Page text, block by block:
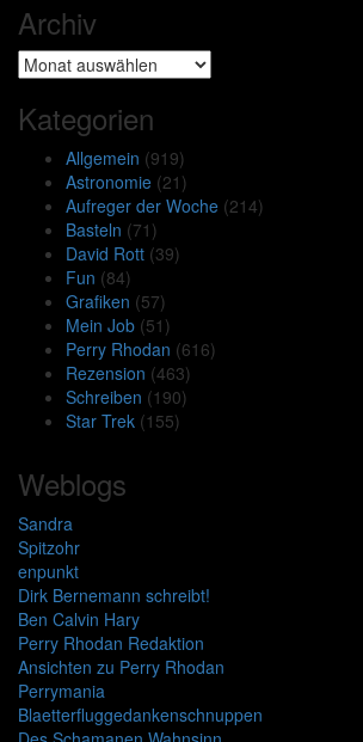
Archiv
Archiv
Kategorien
Allgemein (919)
Astronomie (21)
Aufreger der Woche (214)
Basteln (71)
David Rott (39)
Fun (84)
Grafiken (57)
Mein Job (51)
Perry Rhodan (616)
Rezension (463)
Schreiben (190)
Star Trek (155)
Weblogs
Sandra
Spitzohr
enpunkt
Dirk Bernemann schreibt!
Ben Calvin Hary
Perry Rhodan Redaktion
Ansichten zu Perry Rhodan
Perrymania
Blaetterfluggedankenschnuppen